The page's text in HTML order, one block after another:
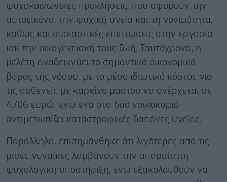
ψυχοκοινωνικές προκλήσεις, που αφορούν την
αυτοεικόνα, την ψυχική υγεία και τη γονιμότητα,
καθώς και ουσιαστικές επιπτώσεις στην εργασία
και την οικογενειακή τους ζωή. Ταυτόχρονα, η
μελέτη αναδεικνύει το σημαντικό οικονομικό
βάρος της νόσου, με το μέσο ιδιωτικό κόστος για
τις ασθενείς με καρκίνο μαστού να ανέρχεται σε
4.706 ευρώ, ενώ ένα στα δύο νοικοκυριά
αντιμετωπίζει καταστροφικές δαπάνες υγείας.
Παράλληλα, επισημάνθηκε ότι λιγότερες από τις
μισές γυναίκες λαμβάνουν την απαραίτητη
ψυχολογική υποστήριξη, ενώ εξακολουθούν να